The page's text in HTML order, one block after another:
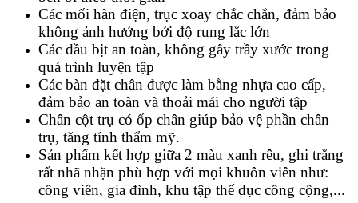
Các mối hàn điện, trục xoay chắc chắn, đảm bảo
không ảnh hưởng bởi độ rung lắc lớn
Các đầu bịt an toàn, không gây trầy xước trong
quá trình luyện tập
Các bàn đặt chân được làm bằng nhựa cao cấp,
đảm bảo an toàn và thoải mái cho người tập
Chân cột trụ có ốp chân giúp bảo vệ phần chân
trụ, tăng tính thẩm mỹ.
Sản phẩm kết hợp giữa 2 màu xanh rêu, ghi trắng
rất nhã nhặn phù hợp với mọi khuôn viên như:
công viên, gia đình, khu tập thể dục công cộng,...